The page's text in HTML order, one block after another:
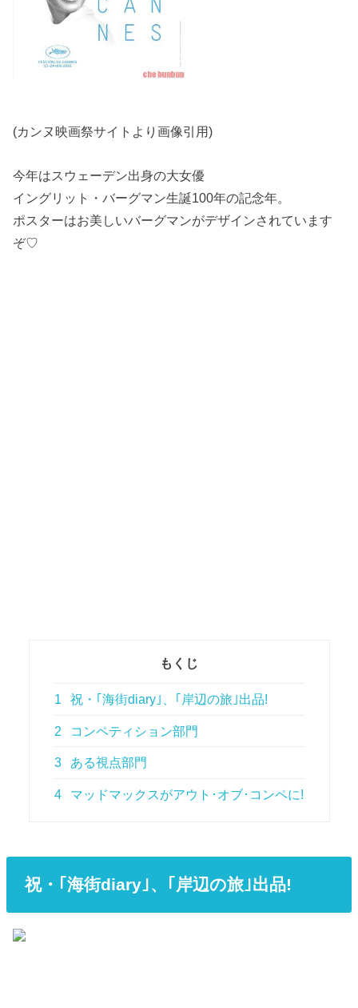
(カンヌ映画祭サイトより画像引用)
今年はスウェーデン出身の大女優
イングリット・バーグマン生誕100年の記念年。
ポスターはお美しいバーグマンがデザインされています
ぞ♡
もくじ
1 祝・｢海街diary｣、｢岸辺の旅｣出品!
2 コンペティション部門
3 ある視点部門
4 マッドマックスがアウト･オブ･コンペに!
祝・｢海街diary｣、｢岸辺の旅｣出品!